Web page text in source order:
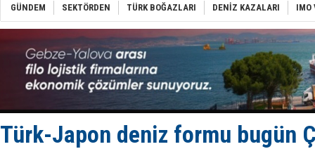
Türk
Deniz
DÖDER,
Fairline,
Baltık
Runit
Limana
Türk
Hüseyin
Med
GÜNDEM SEKTÖRDEN TÜRK BOĞAZLARI DENİZ KAZALARI IMO
Türk-Japon deniz formu bugün